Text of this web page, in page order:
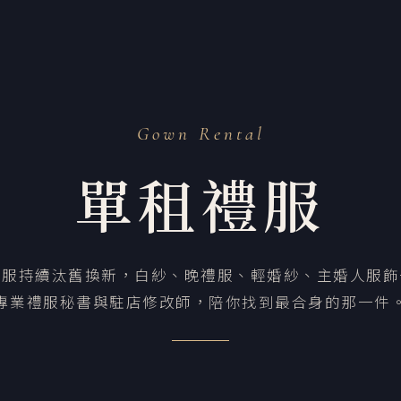
Gown Rental
單租禮服
持續汰舊換新，白紗、晚禮服、輕婚紗、主婚人服飾
業禮服秘書與駐店修改師，陪你找到最合身的那一件。